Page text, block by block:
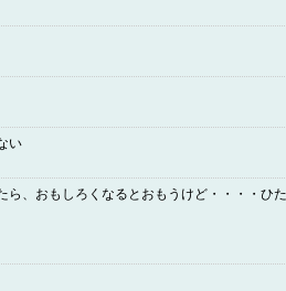
い
ら、おもしろくなるとおもうけど・・・・ひ